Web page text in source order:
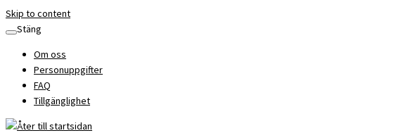
Skip to content
Stäng
Om oss
Personuppgifter
FAQ
Tillgänglighet